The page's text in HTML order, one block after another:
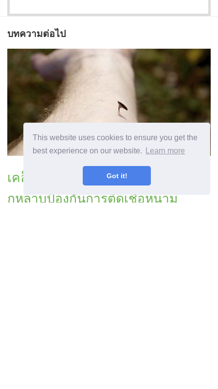
This website uses cookies to ensure you get the
best experience on our website.
Learn more
Got it!
บทความต่อไป
เคล็ดลับเกี่ยวกับโรคของผู้เลือก
กุหลาบป้องกันการติดเชื้อหนาม